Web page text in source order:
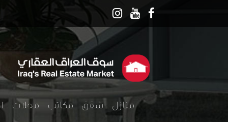
منازلشقق مكاتب محلات